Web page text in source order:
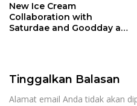
New Ice Cream
Collaboration with
Saturdae and Goodday at
Tinggalkan Balasan
Alamat email Anda tidak akan